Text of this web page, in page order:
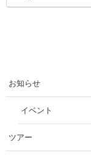
お知らせ
イベント
ツアー